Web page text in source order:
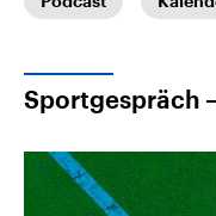
Landtagswahl
Sportgespräch